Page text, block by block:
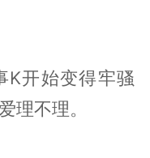
K开始变得牢骚
理不理。